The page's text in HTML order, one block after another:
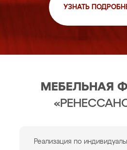
УЗНАТЬ
МЕБЕЛЬНАЯ
Реализация по